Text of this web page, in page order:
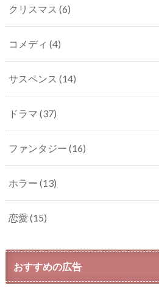
クリスマス (6)
コメディ (4)
サスペンス (14)
ドラマ (37)
ファンタジー (16)
ホラー (13)
恋愛 (15)
おすすめの広告